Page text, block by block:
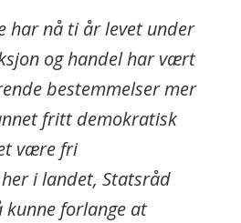
har nå ti år levet under
og handel har vært
bestemmelser mer
fritt demokratisk
være fri
i landet, Statsråd
kunne forlange at